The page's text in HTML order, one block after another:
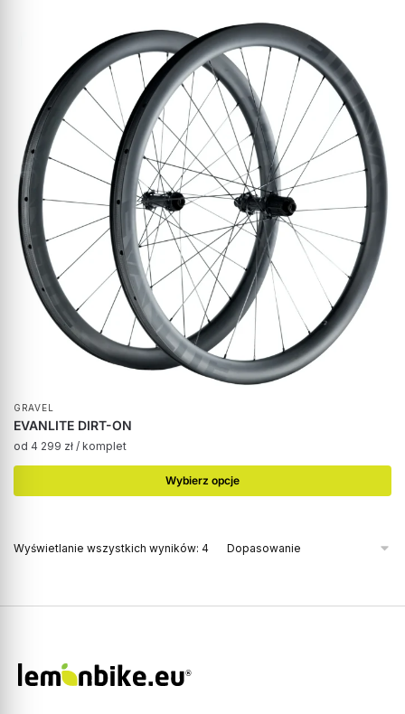
GRAVEL
EVANLITE DIRT-ON
od 4 299 zł / komplet
Wybierz opcje
Wyświetlanie wszystkich wyników: 4